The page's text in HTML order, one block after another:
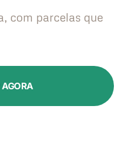
com parcelas que